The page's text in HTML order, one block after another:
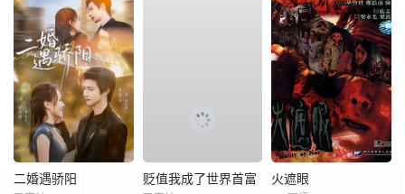
二婚遇骄阳 贬值我成了世界首富 火遮眼